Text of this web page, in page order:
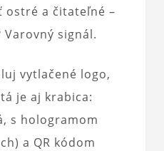
ostré a čitateľné –
Varovný signál.
vytlačené logo,
je aj krabica:
s hologramom
a QR kódom